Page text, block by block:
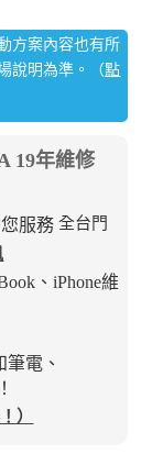
方案內容也有所
說明為準。（點
19年維修
全台門
）